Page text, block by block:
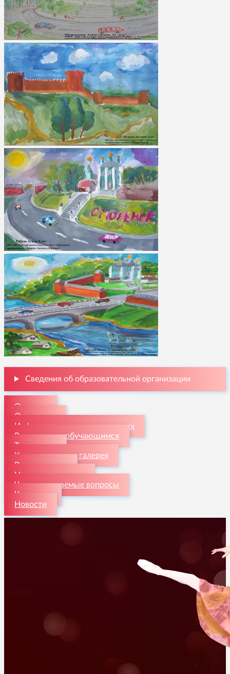
Сведения об образовательной организации
О школе
Отделения
Информация для поступающих
Родителям и обучающимся
Творчество
Художественная галерея
Видеогалерея
Наши достижения
Часто задаваемые вопросы
Контакты
Новости